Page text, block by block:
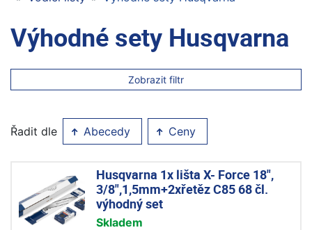
Výhodné sety Husqvarna
Zobrazit filtr
Řadit dle Abecedy Ceny
Husqvarna 1x lišta X- Force 18",
3/8",1,5mm+2xřetěz C85 68 čl.
výhodný set
Skladem